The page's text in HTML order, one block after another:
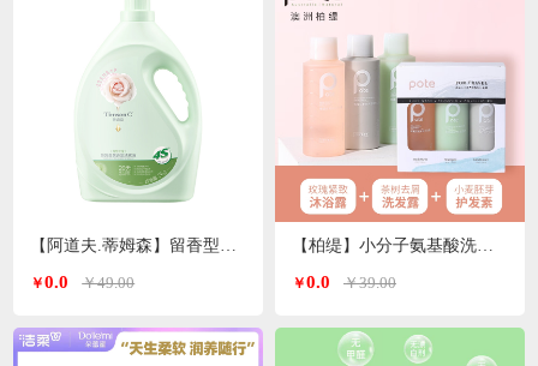
￥0.0 ￥49.00 ￥0.0 ￥39.00